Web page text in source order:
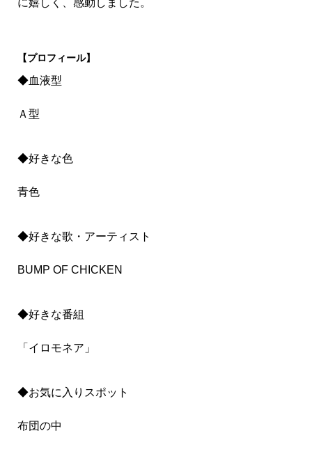
【プロフィール】
◆血液型
Ａ型
◆好きな色
青色
◆好きな歌・アーティスト
BUMP OF CHICKEN
◆好きな番組
「イロモネア」
◆お気に入りスポット
布団の中